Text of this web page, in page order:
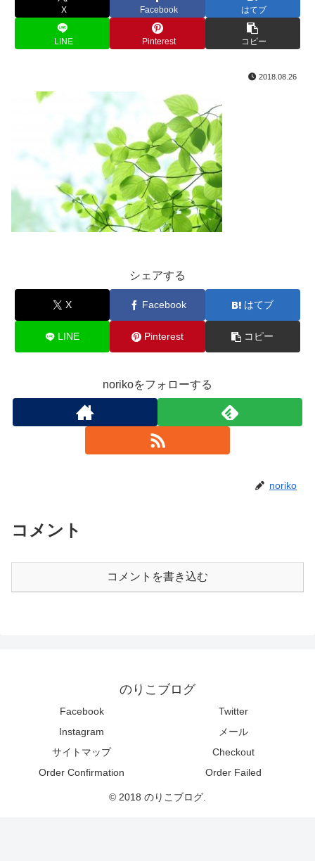
X Facebook はてブ
LINE Pinterest コピー
2018.08.26
シェアする
X Facebook はてブ
LINE Pinterest コピー
norikoをフォローする
noriko
コメント
コメントを書き込む
のりこブログ
Facebook
Twitter
Instagram
メール
サイトマップ
Checkout
Order Confirmation
Order Failed
© 2018 のりこブログ.